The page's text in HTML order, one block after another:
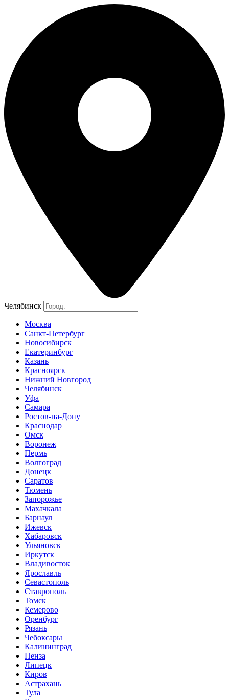
Челябинск
Москва
Санкт-Петербург
Новосибирск
Екатеринбург
Казань
Красноярск
Нижний Новгород
Челябинск
Уфа
Самара
Ростов-на-Дону
Краснодар
Омск
Воронеж
Пермь
Волгоград
Донецк
Саратов
Тюмень
Запорожье
Махачкала
Барнаул
Ижевск
Хабаровск
Ульяновск
Иркутск
Владивосток
Ярославль
Севастополь
Ставрополь
Томск
Кемерово
Оренбург
Рязань
Чебоксары
Калининград
Пенза
Липецк
Киров
Астрахань
Тула